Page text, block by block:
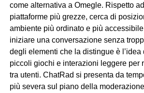
come alternativa a Omegle. Rispetto
piattaforme più grezze, cerca di
ambiente più ordinato e più
iniziare una conversazione senza
degli elementi che la distingue è
piccoli giochi e interazioni leggere per
tra utenti. ChatRad si presenta da
più severa sul piano della